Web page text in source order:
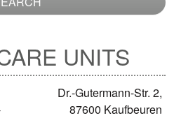
UNITS
Dr.-Gutermann-Str. 2,
87600 Kaufbeuren